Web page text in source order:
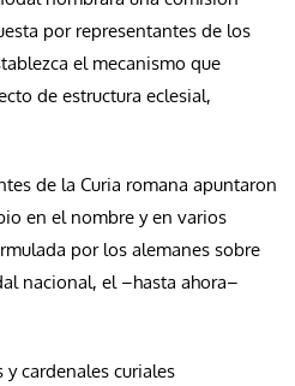
por representantes de los
el mecanismo que
de estructura eclesial,
de la Curia romana apuntaron
en el nombre y en varios
por los alemanes sobre
nacional, el –hasta ahora–
cardenales curiales